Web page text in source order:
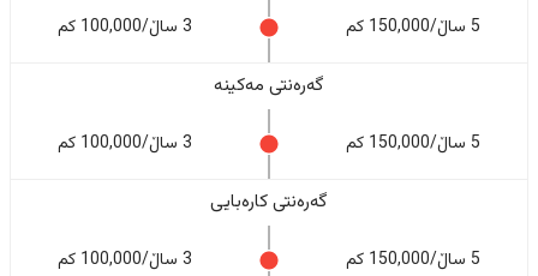
5 ساڵ/150,000 کم 3 ساڵ/100,000 کم
گەرەنتی مەکینە
5 ساڵ/150,000 کم 3 ساڵ/100,000 کم
گەرەنتی کارەبایی
5 ساڵ/150,000 کم 3 ساڵ/100,000 کم